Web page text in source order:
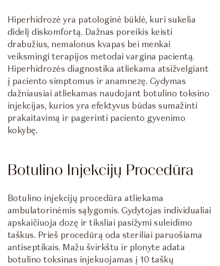
Hiperhidrozė yra patologinė būklė, kuri sukelia
didelį diskomfortą. Dažnas poreikis keisti
drabužius, nemalonus kvapas bei menkai
veiksmingi terapijos metodai vargina pacientą.
Hiperhidrozės diagnostika atliekama atsižvelgiant
į paciento simptomus ir anamnezę. Gydymas
dažniausiai atliekamas naudojant botulino toksino
injekcijas, kurios yra efektyvus būdas sumažinti
prakaitavimą ir pagerinti paciento gyvenimo
kokybę.
Botulino Injekcijų Procedūra
Botulino injekcijų procedūra atliekama
ambulatorinėmis sąlygomis. Gydytojas individualiai
apskaičiuoja dozę ir tiksliai pasižymi suleidimo
taškus. Prieš procedūrą oda steriliai paruošiama
antiseptikais. Mažu švirkštu ir plonyte adata
botulino toksinas injekuojamas į 10 taškų